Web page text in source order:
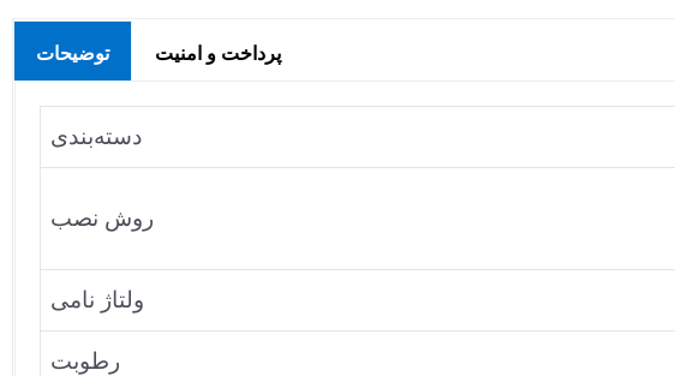
توضیحات پرداخت و امنیت
دسته‌بندی
روش نصب
ولتاژ نامی
رطوبت